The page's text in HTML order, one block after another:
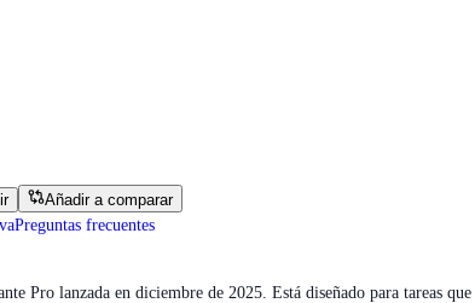
Añadir a comparar
Preguntas frecuentes
Pro lanzada en diciembre de 2025. Está diseñado para tareas que